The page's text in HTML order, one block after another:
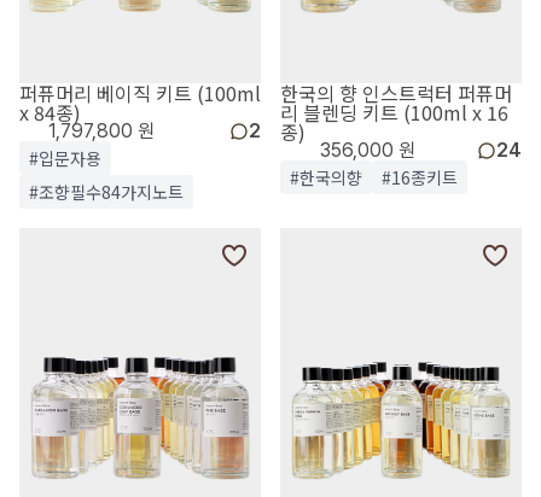
퍼퓨머리 베이직 키트 (100ml
x 84종)
1,797,800 원 2
#입문자용
#조향필수84가지노트
한국의 향 인스트럭터 퍼퓨머
리 블렌딩 키트 (100ml x 16
종)
356,000 원 24
#한국의향 #16종키트